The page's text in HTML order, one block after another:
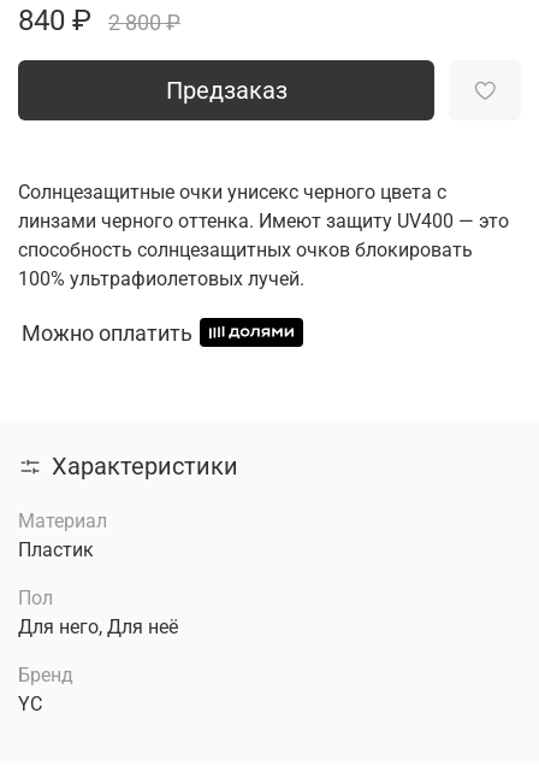
840 ₽ 2 800 ₽
Предзаказ
Солнцезащитные очки унисекс черного цвета с
линзами черного оттенка. Имеют защиту UV400 — это
способность солнцезащитных очков блокировать
100% ультрафиолетовых лучей.
Можно оплатить
Характеристики
Материал
Пластик
Пол
Для него, Для неё
Бренд
YC